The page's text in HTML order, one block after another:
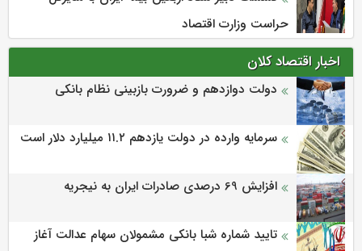
حراست وزارت اقتصاد
اخبار اقتصاد کلان
دولت دوازدهم و ضرورت بازبینی نظام بانکی
سرمایه وارده در دولت یازدهم ۱۱.۲ میلیارد دلار است
افزایش 69 درصدی صادرات ایران به نیجریه
تایید شماره شبا بانکی مشمولان سهام عدالت آغاز